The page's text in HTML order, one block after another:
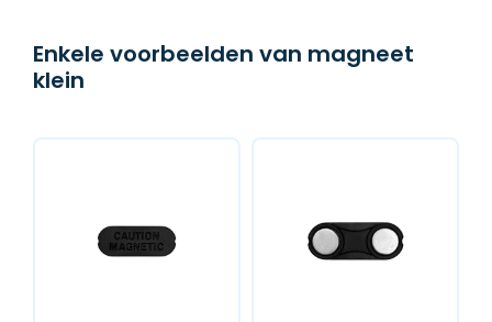
Enkele voorbeelden van magneet
klein